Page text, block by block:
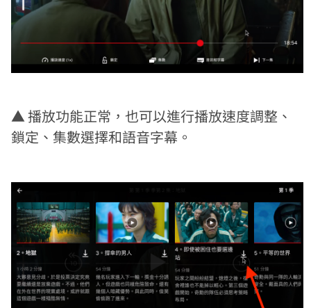
▲ 播放功能正常，也可以進行播放速度調整、
鎖定、集數選擇和語音字幕。